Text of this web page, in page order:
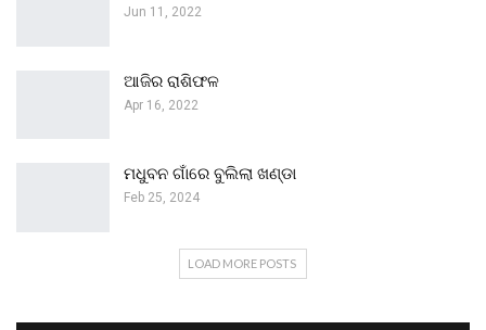
Jun 11, 2022
ଆଜିର ରାଶିଫଳ
Apr 16, 2022
ମଧୁବନ ଗାଁରେ ବୁଲିଲା ଖଣ୍ଡା
Feb 25, 2024
LOAD MORE POSTS